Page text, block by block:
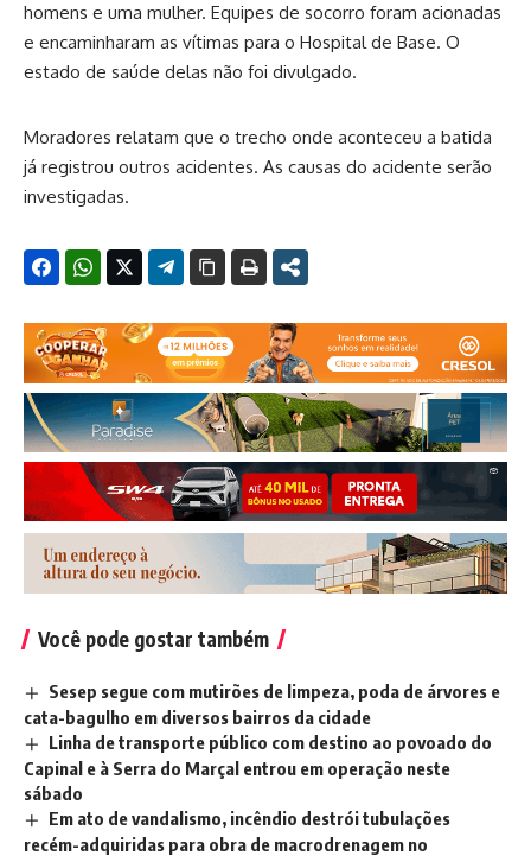
homens e uma mulher. Equipes de socorro foram acionadas
e encaminharam as vítimas para o Hospital de Base. O
estado de saúde delas não foi divulgado.
Moradores relatam que o trecho onde aconteceu a batida
já registrou outros acidentes. As causas do acidente serão
investigadas.
Você pode gostar também
Sesep segue com mutirões de limpeza, poda de árvores e
cata-bagulho em diversos bairros da cidade
Linha de transporte público com destino ao povoado do
Capinal e à Serra do Marçal entrou em operação neste
sábado
Em ato de vandalismo, incêndio destrói tubulações
recém-adquiridas para obra de macrodrenagem no